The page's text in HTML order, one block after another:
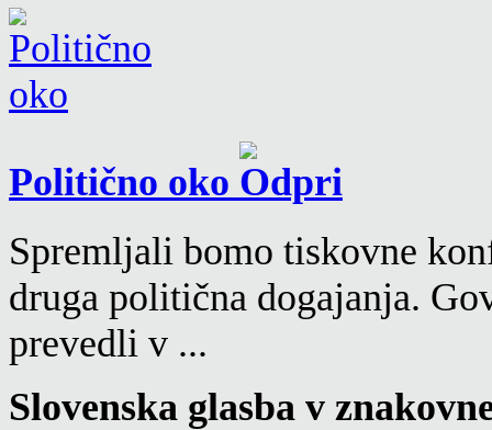
Politično oko
Spremljali bomo tiskovne
druga politična dogajanja.
prevedli v ...
Slovenska glasba v